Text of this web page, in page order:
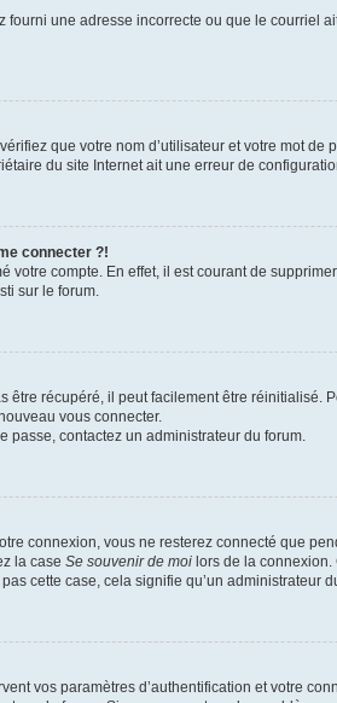
une adresse incorrecte ou que le courriel
que votre nom d’utilisateur et votre mot
du site Internet ait une erreur de
connecter ?!
votre compte. En effet, il est courant de
sur le forum.
être récupéré, il peut facilement être
vous connecter.
passe, contactez un administrateur du forum.
connexion, vous ne resterez connecté que
la case Se souvenir de moi lors de la
cette case, cela signifie qu’un administrateur
vos paramètres d’authentification et votre